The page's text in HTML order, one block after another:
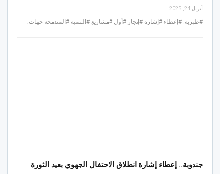
أبريل 24, 2025
#طبربة. #إعطاء #إشارة #إنجاز #أول #مشاريع #التنمية #المندمجة جهات…
جندوبة.. إعطاء إشارة انطلاق الاحتفال الجهوي بعيد الثورة